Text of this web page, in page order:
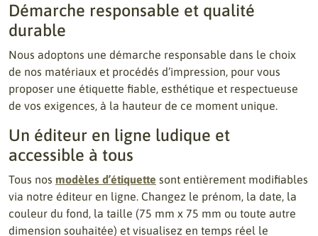
Démarche responsable et qualité
durable
Nous adoptons une démarche responsable dans le choix
de nos matériaux et procédés d’impression, pour vous
proposer une étiquette fiable, esthétique et respectueuse
de vos exigences, à la hauteur de ce moment unique.
Un éditeur en ligne ludique et
accessible à tous
Tous nos modèles d’étiquette sont entièrement modifiables
via notre éditeur en ligne. Changez le prénom, la date, la
couleur du fond, la taille (75 mm x 75 mm ou toute autre
dimension souhaitée) et visualisez en temps réel le